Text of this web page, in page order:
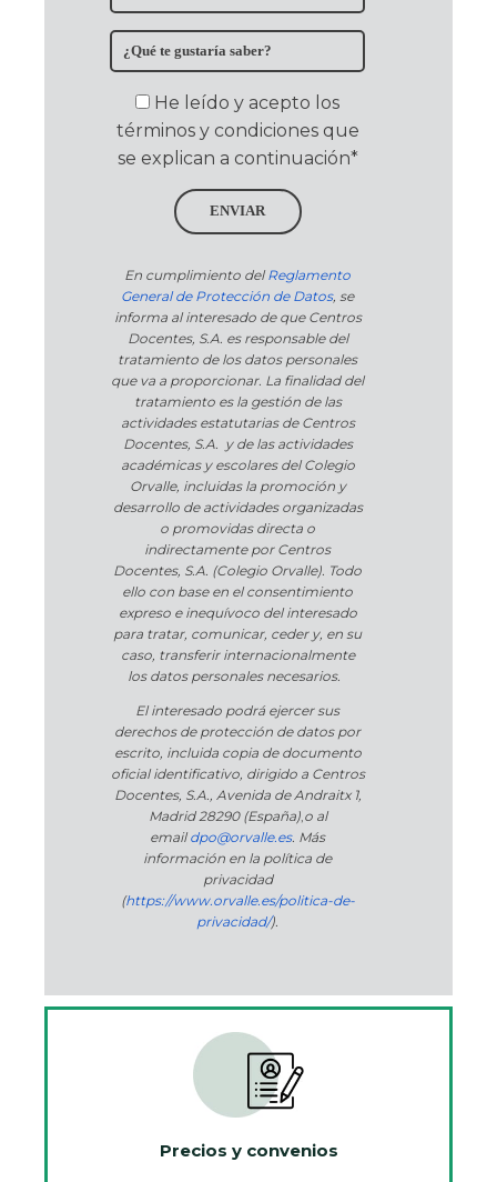
He leído y acepto los
términos y condiciones que
se explican a continuación*
ENVIAR
En cumplimiento delReglamento
General de Protección de Datos, se
informa al interesado de que Centros
Docentes, S.A. es responsable del
tratamiento de los datos personales
que va a proporcionar. La finalidad del
tratamiento es la gestión de las
actividades estatutarias de Centros
Docentes, S.A. y de las actividades
académicas y escolares del Colegio
Orvalle, incluidas la promoción y
desarrollo de actividades organizadas
o promovidas directa o
indirectamente por Centros
Docentes, S.A. (Colegio Orvalle). Todo
ello con base en el consentimiento
expreso e inequívoco del interesado
para tratar, comunicar, ceder y, en su
caso, transferir internacionalmente
los datos personales necesarios.
El interesado podrá ejercer sus
derechos de protección de datos por
escrito, incluida copia de documento
oficial identificativo, dirigido a Centros
Docentes, S.A., Avenida de Andraitx 1,
Madrid 28290 (España),o al
emaildpo@orvalle.es. Más
información en la política de
privacidad
(https://www.orvalle.es/politica-de-
privacidad/).
Precios y convenios